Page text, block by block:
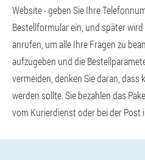
Website - geben Sie Ihre
Bestellformular ein, und später
anrufen, um alle Ihre Fragen zu
aufzugeben und die
vermeiden, denken Sie daran, dass
werden sollte. Sie bezahlen das
vom Kurierdienst oder bei der Post